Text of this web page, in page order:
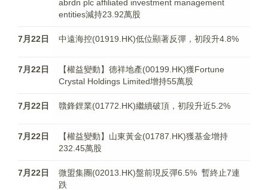
abrdn plc affiliated investment management
entities減持23.92萬股
7月22日 中遠海控(01919.HK)低位顯著反彈，初段升4.8%
7月22日
【權益變動】德祥地產(00199.HK)獲Fortune
Crystal Holdings Limited增持55萬股
7月22日 贛鋒鋰業(01772.HK)繼續破頂，初段升近5.2%
7月22日
【權益變動】山東黃金(01787.HK)獲基金增持
232.45萬股
7月22日
微盟集團(02013.HK)盤前現反彈6.5% 暫終止7連
跌